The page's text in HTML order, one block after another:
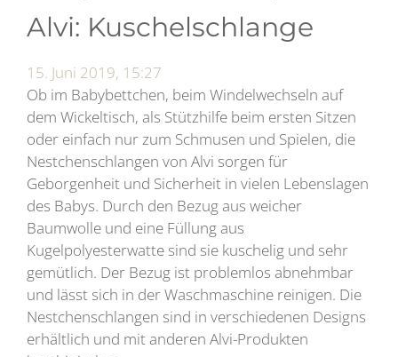
Alvi: Kuschelschlange
15. Juni 2019, 15:27
Ob im Babybettchen, beim Windelwechseln auf
dem Wickeltisch, als Stützhilfe beim ersten Sitzen
oder einfach nur zum Schmusen und Spielen, die
Nestchenschlangen von Alvi sorgen für
Geborgenheit und Sicherheit in vielen Lebenslagen
des Babys. Durch den Bezug aus weicher
Baumwolle und eine Füllung aus
Kugelpolyesterwatte sind sie kuschelig und sehr
gemütlich. Der Bezug ist problemlos abnehmbar
und lässt sich in der Waschmaschine reinigen. Die
Nestchenschlangen sind in verschiedenen Designs
erhältlich und mit anderen Alvi-Produkten